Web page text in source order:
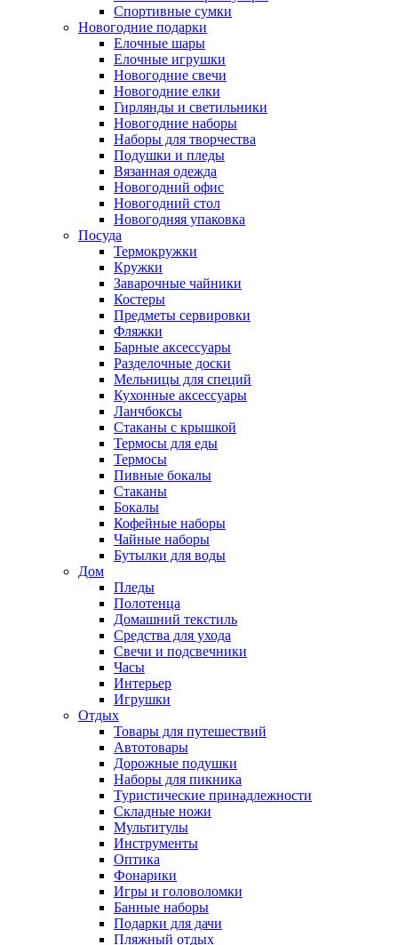
Спортивные сумки
Новогодние подарки
Елочные шары
Елочные игрушки
Новогодние свечи
Новогодние елки
Гирлянды и светильники
Новогодние наборы
Наборы для творчества
Подушки и пледы
Вязанная одежда
Новогодний офис
Новогодний стол
Новогодняя упаковка
Посуда
Термокружки
Кружки
Заварочные чайники
Костеры
Предметы сервировки
Фляжки
Барные аксессуары
Разделочные доски
Мельницы для специй
Кухонные аксессуары
Ланчбоксы
Стаканы с крышкой
Термосы для еды
Термосы
Пивные бокалы
Стаканы
Бокалы
Кофейные наборы
Чайные наборы
Бутылки для воды
Дом
Пледы
Полотенца
Домашний текстиль
Средства для ухода
Свечи и подсвечники
Часы
Интерьер
Игрушки
Отдых
Товары для путешествий
Автотовары
Дорожные подушки
Наборы для пикника
Туристические принадлежности
Складные ножи
Мультитулы
Инструменты
Оптика
Фонарики
Игры и головоломки
Банные наборы
Подарки для дачи
Пляжный отдых